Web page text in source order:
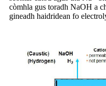
còmhla gus toradh NaOH a
gineadh haidridean fo